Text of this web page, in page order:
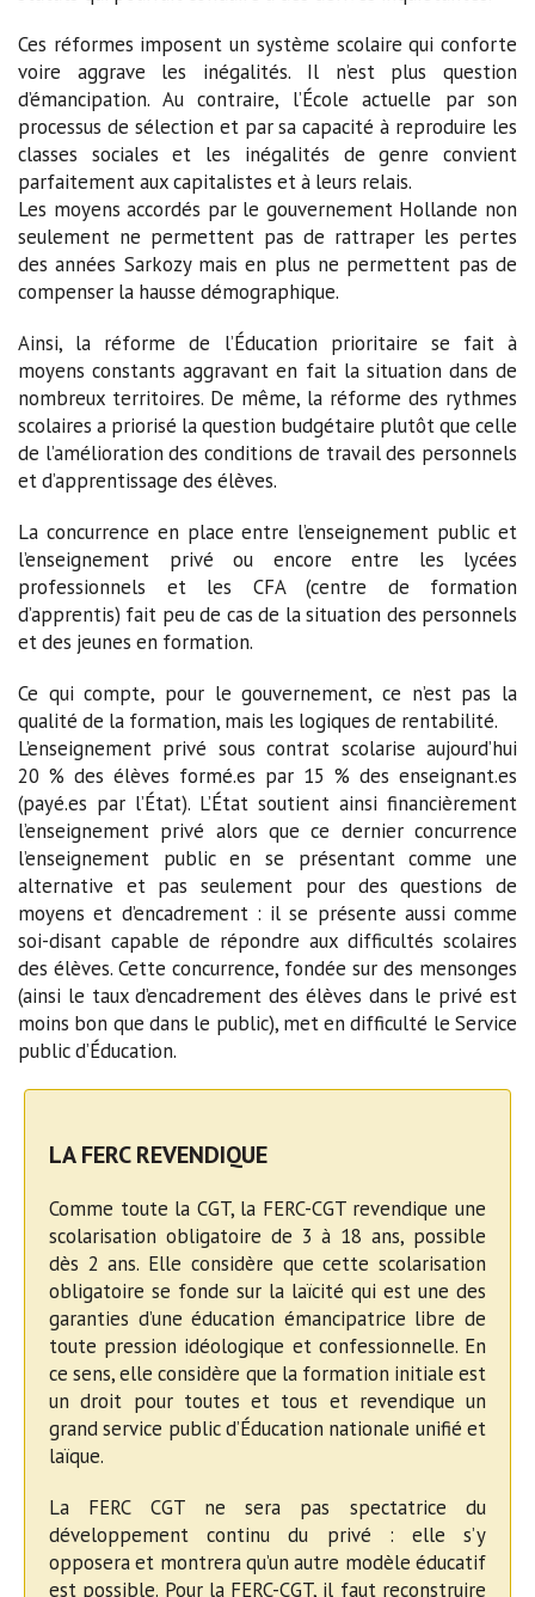
Ces réformes imposent un système scolaire qui conforte
voire aggrave les inégalités. Il n’est plus question
d’émancipation. Au contraire, l’École actuelle par son
processus de sélection et par sa capacité à reproduire les
classes sociales et les inégalités de genre convient
parfaitement aux capitalistes et à leurs relais.
Les moyens accordés par le gouvernement Hollande non
seulement ne permettent pas de rattraper les pertes
des années Sarkozy mais en plus ne permettent pas de
compenser la hausse démographique.
Ainsi, la réforme de l’Éducation prioritaire se fait à
moyens constants aggravant en fait la situation dans de
nombreux territoires. De même, la réforme des rythmes
scolaires a priorisé la question budgétaire plutôt que celle
de l’amélioration des conditions de travail des personnels
et d’apprentissage des élèves.
La concurrence en place entre l’enseignement public et
l’enseignement privé ou encore entre les lycées
professionnels et les CFA (centre de formation
d’apprentis) fait peu de cas de la situation des personnels
et des jeunes en formation.
Ce qui compte, pour le gouvernement, ce n’est pas la
qualité de la formation, mais les logiques de rentabilité.
L’enseignement privé sous contrat scolarise aujourd’hui
20 % des élèves formé.es par 15 % des enseignant.es
(payé.es par l’État). L’État soutient ainsi financièrement
l’enseignement privé alors que ce dernier concurrence
l’enseignement public en se présentant comme une
alternative et pas seulement pour des questions de
moyens et d’encadrement : il se présente aussi comme
soi-disant capable de répondre aux difficultés scolaires
des élèves. Cette concurrence, fondée sur des mensonges
(ainsi le taux d’encadrement des élèves dans le privé est
moins bon que dans le public), met en difficulté le Service
public d’Éducation.
LA FERC REVENDIQUE
Comme toute la CGT, la FERC-CGT revendique une
scolarisation obligatoire de 3 à 18 ans, possible
dès 2 ans. Elle considère que cette scolarisation
obligatoire se fonde sur la laïcité qui est une des
garanties d’une éducation émancipatrice libre de
toute pression idéologique et confessionnelle. En
ce sens, elle considère que la formation initiale est
un droit pour toutes et tous et revendique un
grand service public d’Éducation nationale unifié et
laïque.
La FERC CGT ne sera pas spectatrice du
développement continu du privé : elle s’y
opposera et montrera qu’un autre modèle éducatif
est possible. Pour la FERC-CGT, il faut reconstruire